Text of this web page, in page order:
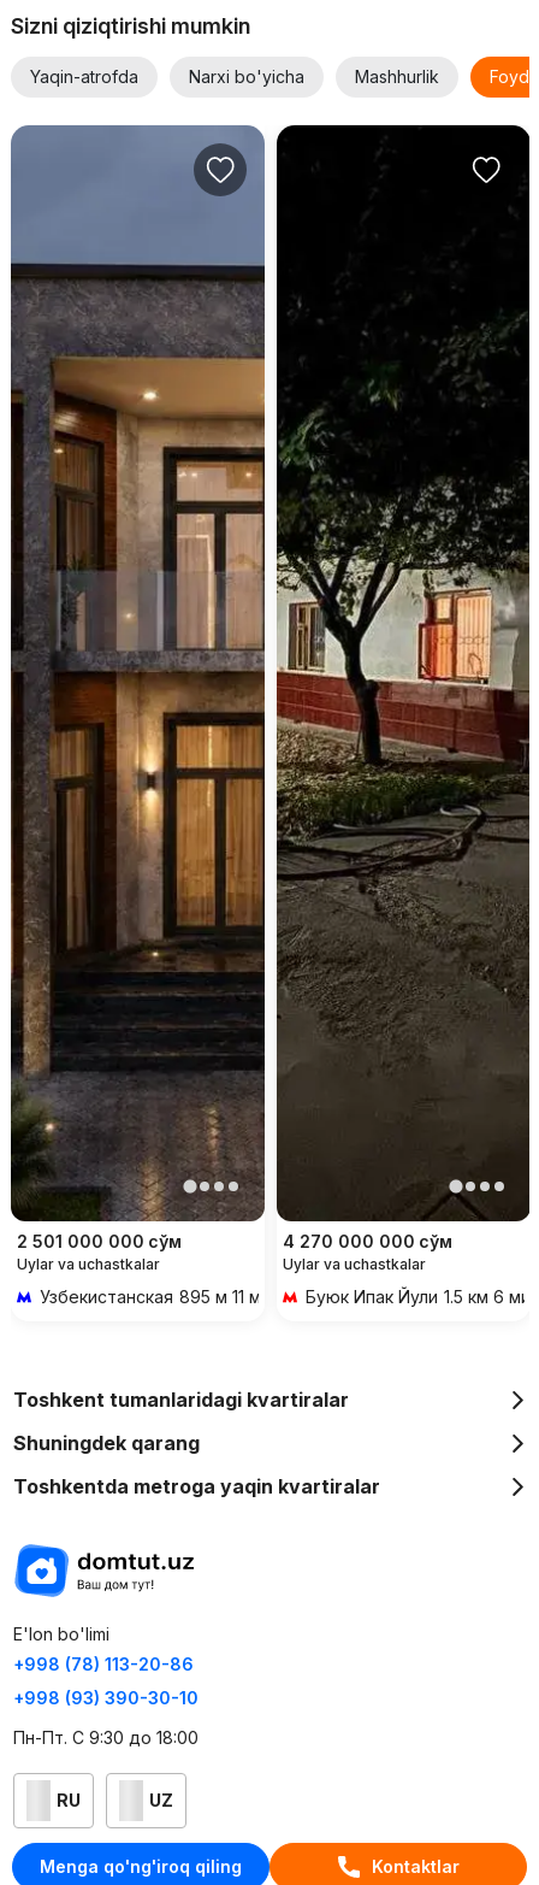
Menga qo'ng'iroq qiling Kontaktlar
Sizni qiziqtirishi mumkin
Yaqin-atrofda Narxi bo'yicha Mashhurlik
2 501 000 000 сўм
Uylar va uchastkalar
Узбекистанская 895 м 11 мин piyoda
4 270 000 000 сўм
Uylar va uchastkalar
Буюк Ипак Йули 1.5 км 6
Toshkent tumanlaridagi kvartiralar
Shuningdek qarang
Toshkentda metroga yaqin kvartiralar
E'lon bo'limi
+998 (78) 113-20-86
+998 (93) 390-30-10
Пн-Пт. С 9:30 до 18:00
RU UZ
Kontaktlar